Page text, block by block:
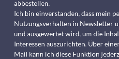
abbestellen.
Ich bin einverstanden, dass mein
Nutzungsverhalten in Newsletter
und ausgewertet wird, um die
Interessen auszurichten. Über
Mail kann ich diese Funktion